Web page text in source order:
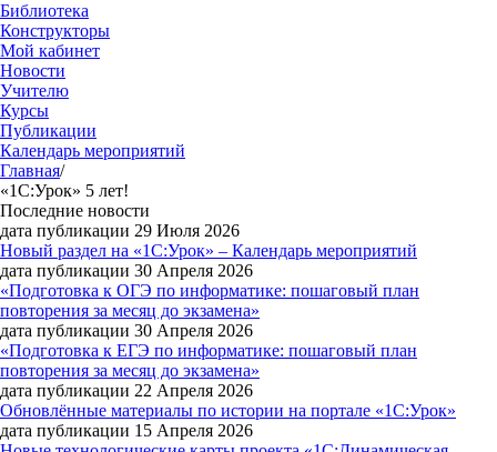
Библиотека
Конструкторы
Мой кабинет
Новости
Учителю
Курсы
Публикации
Календарь мероприятий
Главная/
«1С:Урок» 5 лет!
Последние новости
дата публикации 29 Июля 2026
Новый раздел на «1С:Урок» – Календарь мероприятий
дата публикации 30 Апреля 2026
«Подготовка к ОГЭ по информатике: пошаговый план
повторения за месяц до экзамена»
дата публикации 30 Апреля 2026
«Подготовка к ЕГЭ по информатике: пошаговый план
повторения за месяц до экзамена»
дата публикации 22 Апреля 2026
Обновлённые материалы по истории на портале «1С:Урок»
дата публикации 15 Апреля 2026